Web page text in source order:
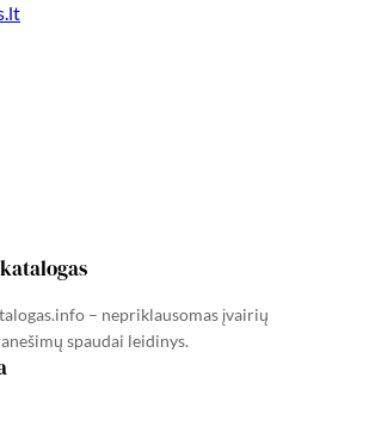
– nepriklausomas įvairių
spaudai leidinys.